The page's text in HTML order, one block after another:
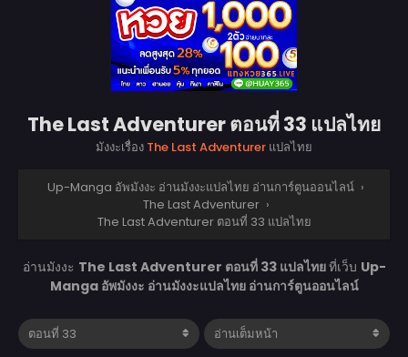
The Last Adventurer ตอนที่ 33 แปลไทย
มังงะเรื่อง The Last Adventurer แปลไทย
Up-Manga อัพมังงะ อ่านมังงะแปลไทย อ่านการ์ตูนออนไลน์ ›
The Last Adventurer ›
The Last Adventurer ตอนที่ 33 แปลไทย
อ่านมังงะ The Last Adventurer ตอนที่ 33 แปลไทยที่เว็บ Up-
Manga อัพมังงะ อ่านมังงะแปลไทย อ่านการ์ตูนออนไลน์